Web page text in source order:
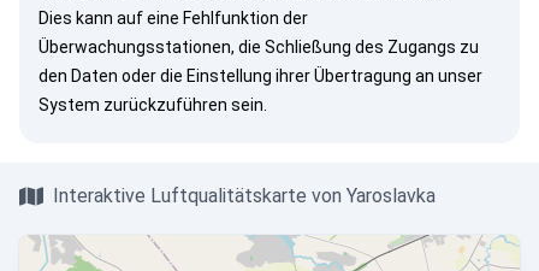
Dies kann auf eine Fehlfunktion der
Überwachungsstationen, die Schließung des Zugangs zu
den Daten oder die Einstellung ihrer Übertragung an unser
System zurückzuführen sein.
Interaktive Luftqualitätskarte von Yaroslavka